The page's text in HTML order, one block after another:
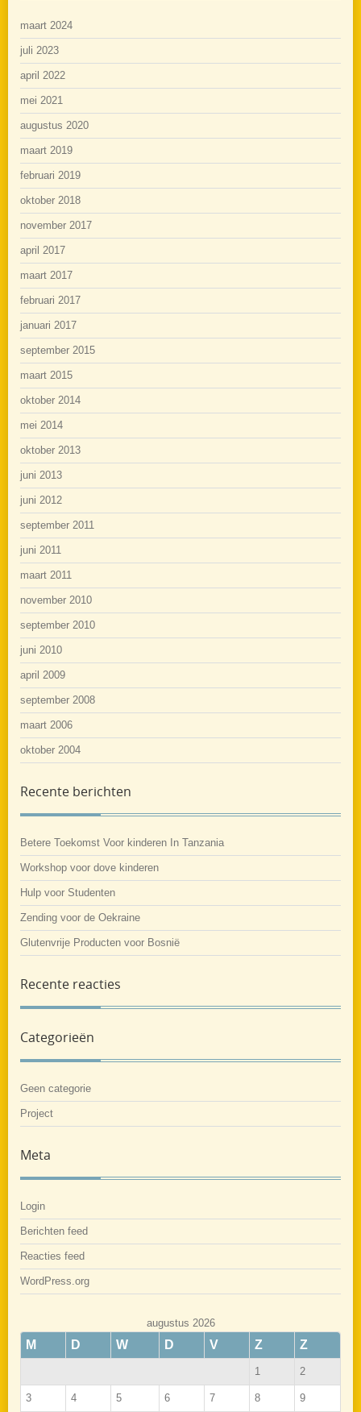
maart 2024
juli 2023
april 2022
mei 2021
augustus 2020
maart 2019
februari 2019
oktober 2018
november 2017
april 2017
maart 2017
februari 2017
januari 2017
september 2015
maart 2015
oktober 2014
mei 2014
oktober 2013
juni 2013
juni 2012
september 2011
juni 2011
maart 2011
november 2010
september 2010
juni 2010
april 2009
september 2008
maart 2006
oktober 2004
Recente berichten
Betere Toekomst Voor kinderen In Tanzania
Workshop voor dove kinderen
Hulp voor Studenten
Zending voor de Oekraine
Glutenvrije Producten voor Bosnië
Recente reacties
Categorieën
Geen categorie
Project
Meta
Login
Berichten feed
Reacties feed
WordPress.org
augustus 2026
M D W D V Z Z
1 2
3 4 5 6 7 8 9